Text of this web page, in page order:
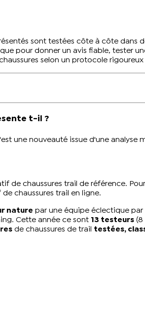
sont testées côte à côte dans
pour donner un avis fiable, tester
selonun protocole rigoureux
t-il ?
une nouveauté issue d'une analyse
de chaussures trail de référence.
chaussures trail en ligne.
nature par une équipe éclectique par
Cette année ce sont 13 testeurs (8
de chaussures de trail testées,